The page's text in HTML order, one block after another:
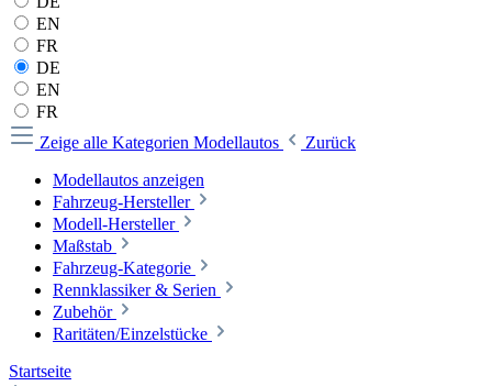
EN
FR
DE
EN
FR
Zeige alle Kategorien Modellautos
Zurück
Modellautos anzeigen
Fahrzeug-Hersteller
Modell-Hersteller
Maßstab
Fahrzeug-Kategorie
Rennklassiker & Serien
Zubehör
Raritäten/Einzelstücke
Startseite